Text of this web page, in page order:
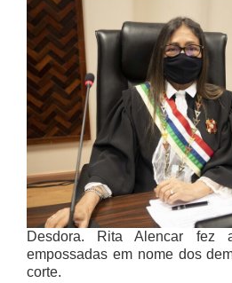
Plantão Judiciário
Cadastrar Processos
Listar Processos
Portal Conciliação
Inscrição para mediação e
grau
Perguntas Frequentes
Eventos
Portal Execução
Portal Proad
Desdora. Rita Alencar fez
empossadas em nome dos
corte.